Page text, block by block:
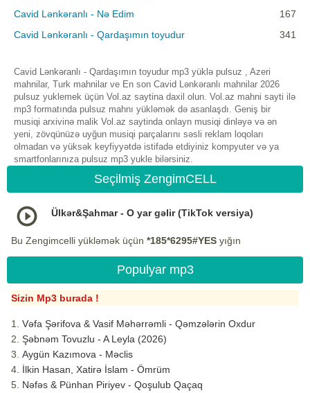
Cavid Lənkəranlı - Nə Edim
167
Cavid Lənkəranlı - Qardaşımın toyudur
341
Cavid Lənkəranlı - Qardaşımın toyudur mp3 yüklə pulsuz , Azeri
mahnilar, Turk mahnilar ve En son Cavid Lənkəranlı mahnilar 2026
pulsuz yuklemek üçün Vol.az saytina daxil olun. Vol.az mahni sayti ilə
mp3 formatında pulsuz mahnı yükləmək də asanlaşdı. Geniş bir
musiqi arxivinə malik Vol.az saytinda onlayn musiqi dinləyə və ən
yeni, zövqünüzə uyğun musiqi parçalarını səsli reklam loqoları
olmadan və yüksək keyfiyyətdə istifadə etdiyiniz kompyuter və ya
smartfonlarınıza pulsuz mp3 yukle bilərsiniz.
Seçilmiş ZengimCELL
Ülkər&Şahmar - O yar gəlir (TikTok versiya)
Bu Zengimcelli yükləmək üçün *185*6295#YES yığın
Populyar mp3
Sizin Mp3 burada !
Vəfa Şərifova & Vasif Məhərrəmli - Qəmzələrin Oxdur
Şəbnəm Tovuzlu - A Leyla (2026)
Aygün Kazımova - Məclis
İlkin Hasan, Xatirə İslam - Ömrüm
Nəfəs & Pünhan Piriyev - Qoşulub Qaçaq